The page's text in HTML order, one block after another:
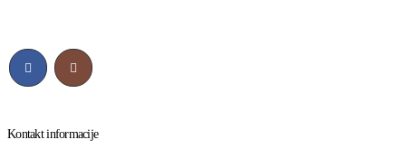
Kontakt informacije